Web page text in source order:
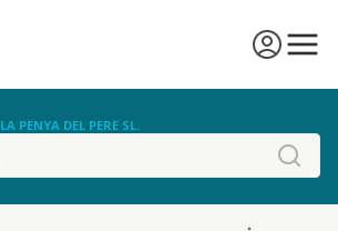
LA PENYA DEL PERE SL.